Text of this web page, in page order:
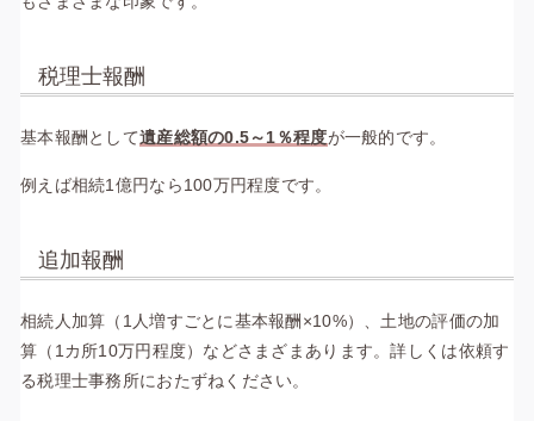
税理士報酬
基本報酬として遺産総額の0.5～1％程度が一般的です。
例えば相続1億円なら100万円程度です。
追加報酬
相続人加算（1人増すごとに基本報酬×10%）、土地の評価の加
算（1カ所10万円程度）などさまざまあります。詳しくは依頼す
る税理士事務所におたずねください。